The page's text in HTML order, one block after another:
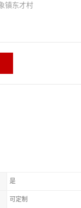
镇东才村
是
可定制